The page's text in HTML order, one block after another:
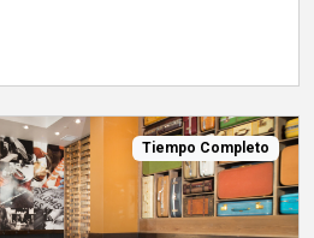
Tiempo Completo